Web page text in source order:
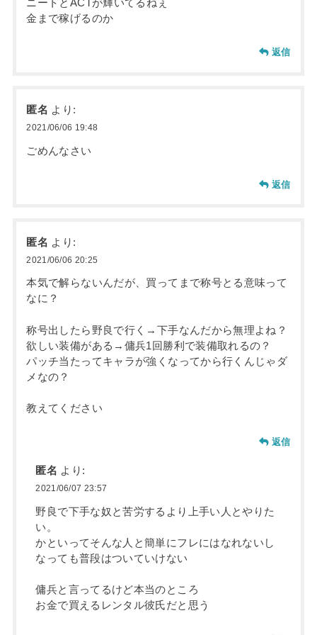
ニートとACTが輝いてるねぇ
金まで稼げるのか
返信
匿名 より:
2021/06/06 19:48
ごめんなさい
返信
匿名 より:
2021/06/06 20:25
本気で解らないんだが、買ってまで称号とる意味って
なに？
称号出したら野良で行く→下手なんだから無理よね？
欲しい装備がある→傭兵1回勝利で装備取れるの？
パッチ当たってキャラが強くなってから行くんじゃダ
メなの？
教えてください
返信
匿名 より:
2021/06/07 23:57
野良で下手な奴と苦労するより上手い人とやりた
い。
かといってそんな人と簡単にフレにはなれないし
なっても普段はついていけない
傭兵と言ってるけど本当のところ
お金で買えるレンタル彼氏だと思う